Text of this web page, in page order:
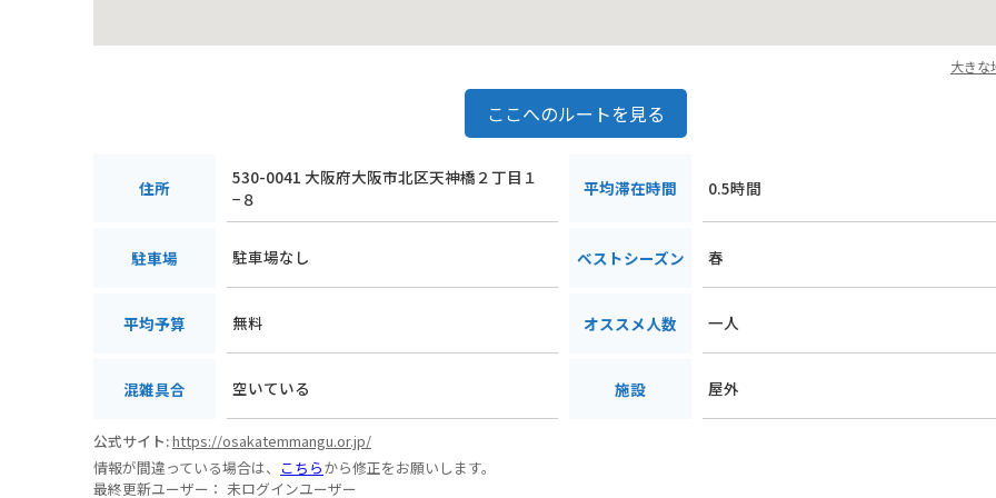
大きな
ここへのルートを見る
住所
530-0041 大阪府大阪市北区天神橋２丁目１
−８
平均滞在時間 0.5時間
駐車場 駐車場なし ベストシーズン 春
平均予算 無料 オススメ人数 一人
混雑具合 空いている 施設 屋外
公式サイト:https://osakatemmangu.or.jp/
情報が間違っている場合は、 こちらから修正をお願いします。
最終更新ユーザー： 未ログインユーザー